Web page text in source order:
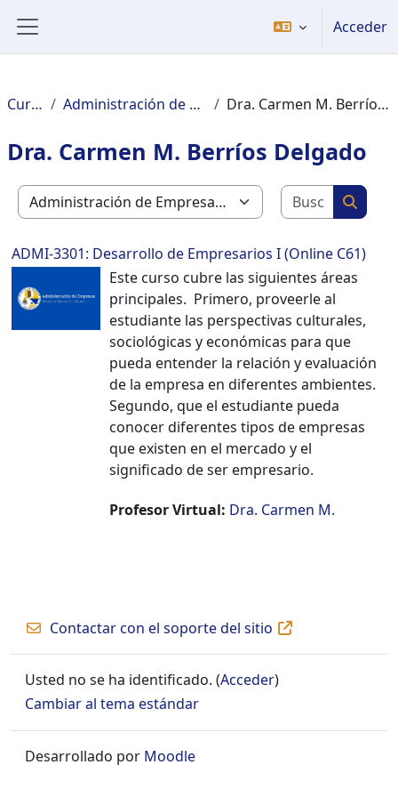
Acceder
Cursos Administración de Empresas Dra. Carmen M. Berríos Delgado
Dra. Carmen M. Berríos Delgado
Categorías
Buscar
ADMI-3301: Desarrollo de Empresarios I (Online C61)
Este curso cubre las siguientes áreas
principales. Primero, proveerle al
estudiante las perspectivas culturales,
sociológicas y económicas para que
pueda entender la relación y evaluación
de la empresa en diferentes ambientes.
Segundo, que el estudiante pueda
conocer diferentes tipos de empresas
que existen en el mercado y el
significado de ser empresario.
Profesor Virtual: Dra. Carmen M.
Contactar con el soporte del sitio
Usted no se ha identificado. (Acceder)
Cambiar al tema estándar
Desarrollado por Moodle